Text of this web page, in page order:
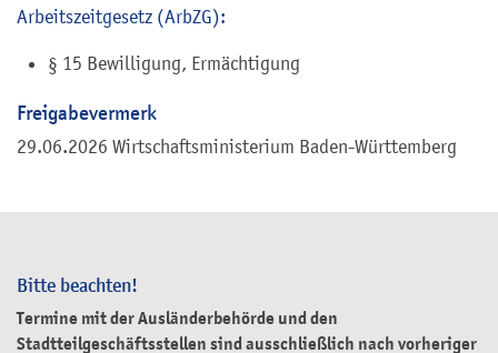
Bitte beachten!
Termine mit der Ausländerbehörde und den
Stadtteilgeschäftsstellen sind ausschließlich nach vorheriger
Arbeitszeitgesetz (ArbZG):
§ 15 Bewilligung, Ermächtigung
Freigabevermerk
29.06.2026 Wirtschaftsministerium Baden-Württemberg